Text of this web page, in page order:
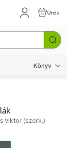
Üres
Könyv
Viktor (szerk.)